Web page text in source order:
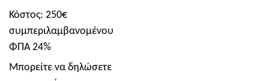
Κόστος: 250€
συμπεριλαμβανομένου
ΦΠΑ 24%
Μπορείτε να δηλώσετε